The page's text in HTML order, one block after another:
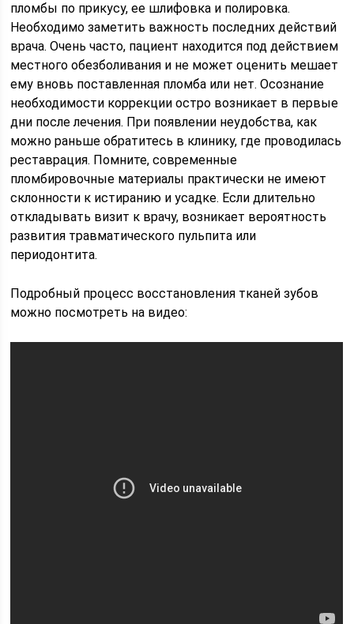
пломбы по прикусу, ее шлифовка и полировка.
Необходимо заметить важность последних действий
врача. Очень часто, пациент находится под действием
местного обезболивания и не может оценить мешает
ему вновь поставленная пломба или нет. Осознание
необходимости коррекции остро возникает в первые
дни после лечения. При появлении неудобства, как
можно раньше обратитесь в клинику, где проводилась
реставрация. Помните, современные
пломбировочные материалы практически не имеют
склонности к истиранию и усадке. Если длительно
откладывать визит к врачу, возникает вероятность
развития травматического пульпита или
периодонтита.
Подробный процесс восстановления тканей зубов
можно посмотреть на видео: